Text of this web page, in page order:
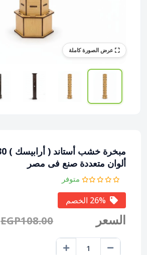
ألوان متعددة صنع فى مصر
متوفر
السعر EGP108.00